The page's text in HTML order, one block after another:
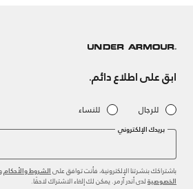
ابق على اطلاع دائم.
للرجال للنساء
بريدك الإلكتروني
باشتراكك بنشرتنا الإلكترونية، فأنت توافق على الشروط والأحكام
الخصوصية لدى أندر آرمر. يمكن لك إلغاء الاشتراك لاحقًا.